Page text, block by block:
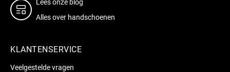
Lees onze blog
Alles over handschoenen
KLANTENSERVICE
Veelgestelde vragen